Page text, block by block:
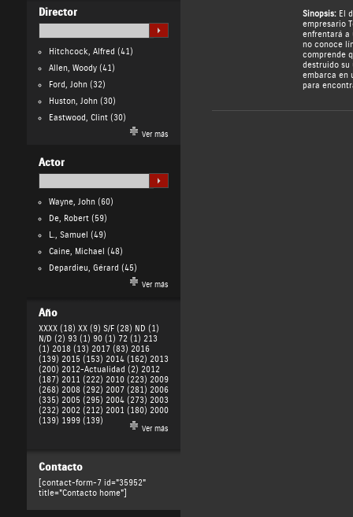
Director
Hitchcock, Alfred (41)
Allen, Woody(41)
Ford, John(32)
Huston, John(30)
Eastwood, Clint(30)
Ver más
Actor
Wayne, John(60)
De, Robert(59)
L., Samuel (49)
Caine, Michael (48)
Depardieu, Gérard (45)
Ver más
Año
XXXX (18) XX (9) S/F (28) ND (1)
N/D (2) 93 (1) 90 (1) 72 (1) 213
(1) 2018 (13) 2017 (83) 2016
(139) 2015 (153) 2014 (162) 2013
(200) 2012-Actualidad (2) 2012
(187) 2011 (222) 2010 (223) 2009
(268) 2008 (292) 2007 (281) 2006
(335) 2005 (295) 2004 (273) 2003
(232) 2002 (212) 2001 (180) 2000
(139) 1999 (139)
Ver más
Contacto
[contact-form-7 id="35952"
title="Contacto home"]
Sinopsis:El
empresario
enfrentará a
no conoce
comprende
destruido su
embarca en
para